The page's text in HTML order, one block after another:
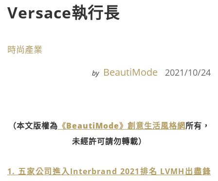
Versace執行長
時尚產業
by BeautiMode 2021/10/24
（本文版權為 《BeautiMode》創意生活風格網所有，
未經許可請勿轉載）
1. 五家公司進入Interbrand 2021排名 LVMH出盡鋒